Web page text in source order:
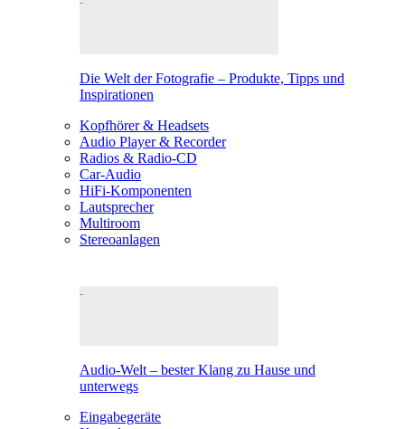
Die Welt der Fotografie – Produkte, Tipps und
Inspirationen
Kopfhörer & Headsets
Audio Player & Recorder
Radios & Radio-CD
Car-Audio
HiFi-Komponenten
Lautsprecher
Multiroom
Stereoanlagen
Audio-Welt – bester Klang zu Hause und
unterwegs
Eingabegeräte